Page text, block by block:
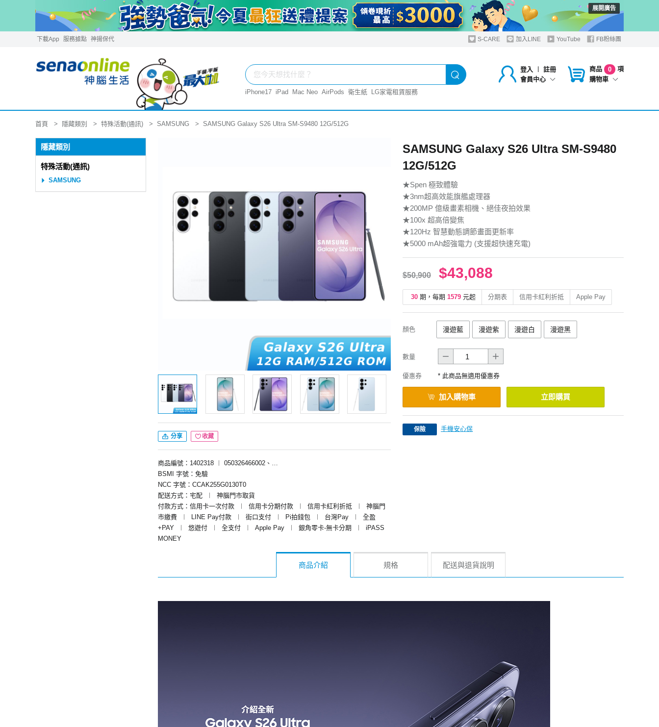
展開廣告
下載App 服務據點 神揚保代 S-CARE 加入LINE YouTube FB粉絲團
登入 ︱
註冊
會員中心
商品 0
項
購物車
iPhone17 iPad Mac Neo AirPods 衛生紙 LG家電租賃服務
首頁 隱藏類別 特殊活動(通訊) SAMSUNG SAMSUNG Galaxy S26 Ultra SM-S9480 12G/512G
隱藏類別
特殊活動(通訊)
SAMSUNG
分享 收藏
商品編號：1402318
050326466002、050326467002、050326469002、050326460002
BSMI 字號：免驗
NCC 字號：CCAK255G0130T0
配送方式：宅配
神腦門市取貨
付款方式：信用卡一次付款
信用卡分期付款 信用卡紅利折抵
神腦門
市繳費
LINE Pay付款 街口支付 Pi拍錢包 台灣Pay
全盈
+PAY
悠遊付 全支付 Apple Pay 銀角零卡-無卡分期
iPASS
MONEY
SAMSUNG Galaxy S26 Ultra SM-S9480
12G/512G
★Spen 極致體驗
★3nm超高效能旗艦處理器
★200MP 億級畫素相機、絕佳夜拍效果
★100x 超高倍變焦
★120Hz 智慧動態調節畫面更新率
★5000 mAh超強電力 (支援超快速充電)
$50,900 $43,088
30 期，每期 1579 元起 分期表 信用卡紅利折抵 Apple Pay
顏色 漫遊藍 漫遊紫 漫遊白 漫遊黑
數量
優惠券 * 此商品無適用優惠券
加入購物車 立即購買
保險 手機安心保
商品介紹 規格 配送與退貨說明